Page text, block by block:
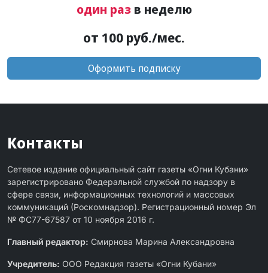
один разв неделю
от 100 руб./мес.
Оформить подписку
Контакты
Сетевое издание официальный сайт газеты «Огни Кубани»
зарегистрировано Федеральной службой по надзору в
сфере связи, информационных технологий и массовых
коммуникаций (Роскомнадзор). Регистрационный номер Эл
№ ФС77-67587 от 10 ноября 2016 г.
Главный редактор: Смирнова Марина Александровна
Учредитель: ООО Редакция газеты «Огни Кубани»